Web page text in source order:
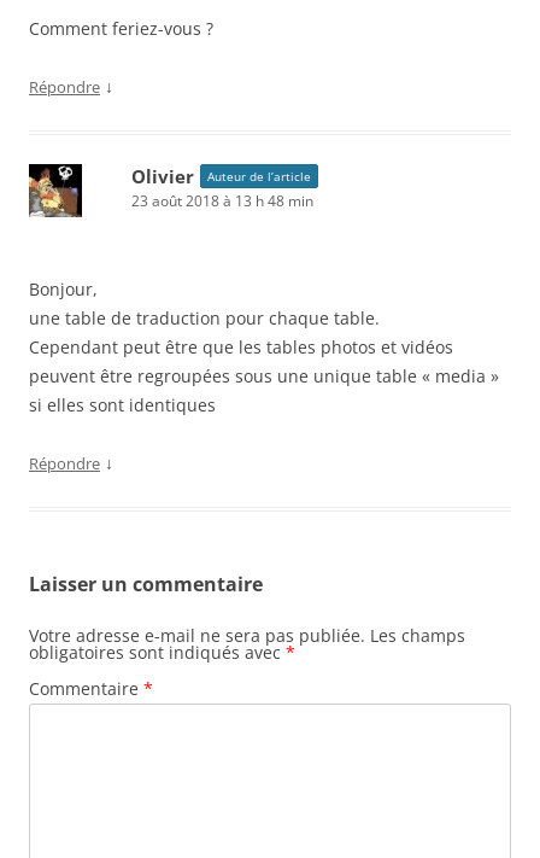
Comment feriez-vous ?
Répondre ↓
Olivier Auteur de l’article
23 août 2018 à 13 h 48 min
Bonjour,
une table de traduction pour chaque table.
Cependant peut être que les tables photos et vidéos
peuvent être regroupées sous une unique table « media »
si elles sont identiques
Répondre ↓
Laisser un commentaire
Votre adresse e-mail ne sera pas publiée. Les champs
obligatoires sont indiqués avec *
Commentaire *